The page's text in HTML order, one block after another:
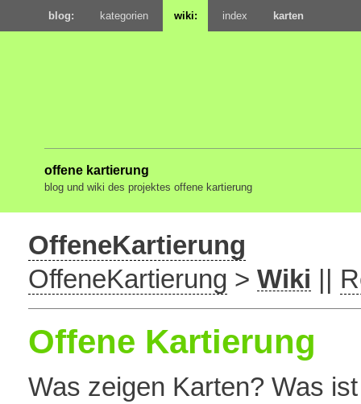
blog: kategorien wiki: index karten
offene kartierung
blog und wiki des projektes offene kartierung
OffeneKartierung
OffeneKartierung > Wiki ||
Offene Kartierung
Was zeigen Karten? Was